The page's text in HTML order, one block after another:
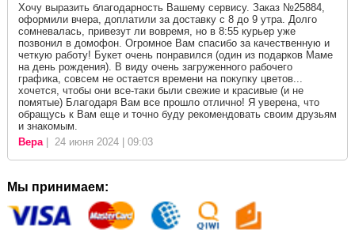
Хочу выразить благодарность Вашему сервису. Заказ №25884,
оформили вчера, доплатили за доставку с 8 до 9 утра. Долго
сомневалась, привезут ли вовремя, но в 8:55 курьер уже
позвонил в домофон. Огромное Вам спасибо за качественную и
четкую работу! Букет очень понравился (один из подарков Маме
на день рождения). В виду очень загруженного рабочего
графика, совсем не остается времени на покупку цветов...
хочется, чтобы они все-таки были свежие и красивые (и не
помятые) Благодаря Вам все прошло отлично! Я уверена, что
обращусь к Вам еще и точно буду рекомендовать своим друзьям
и знакомым.
Вера| 24 июня 2024 | 09:03
Мы принимаем: